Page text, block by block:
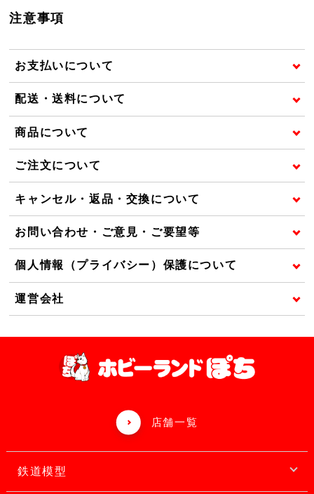
注意事項
お支払いについて
配送・送料について
商品について
ご注文について
キャンセル・返品・交換について
お問い合わせ・ご意見・ご要望等
個人情報（プライバシー）保護について
運営会社
店舗一覧
鉄道模型